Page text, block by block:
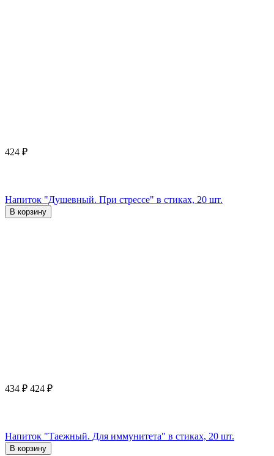
424 ₽
Напиток "Душевный. При стрессе" в стиках, 20 шт.
В корзину
434 ₽ 424 ₽
Напиток "Таежный. Для иммунитета" в стиках, 20 шт.
В корзину